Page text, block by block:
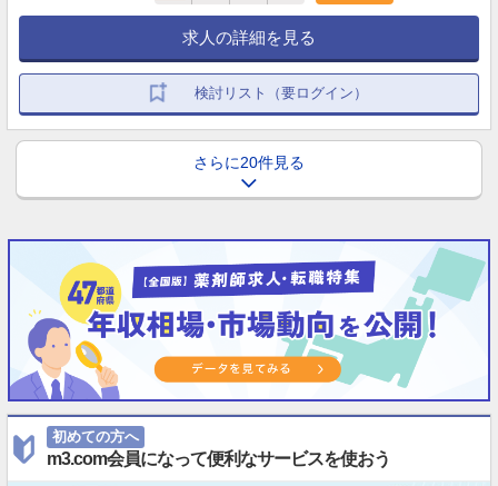
求人の詳細を見る
検討リスト（要ログイン）
さらに20件見る
初めての方へ
m3.com会員になって便利なサービスを使おう